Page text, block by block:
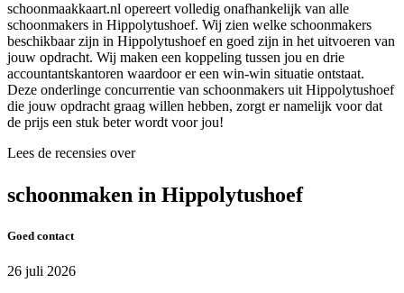
schoonmaakkaart.nl opereert volledig onafhankelijk van alle
schoonmakers in Hippolytushoef. Wij zien welke schoonmakers
beschikbaar zijn in Hippolytushoef en goed zijn in het uitvoeren van
jouw opdracht. Wij maken een koppeling tussen jou en drie
accountantskantoren waardoor er een win-win situatie ontstaat.
Deze onderlinge concurrentie van schoonmakers uit Hippolytushoef
die jouw opdracht graag willen hebben, zorgt er namelijk voor dat
de prijs een stuk beter wordt voor jou!
Lees de recensies over
schoonmaken in Hippolytushoef
Goed contact
26 juli 2026